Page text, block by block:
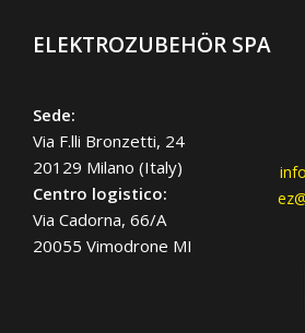
ELEKTROZUBEHÖR SPA
Sede:
Via F.lli Bronzetti, 24
20129 Milano (Italy)
Centro logistico:
Via Cadorna, 66/A
20055 Vimodrone MI